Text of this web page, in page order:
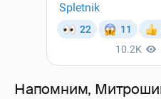
Напомним,